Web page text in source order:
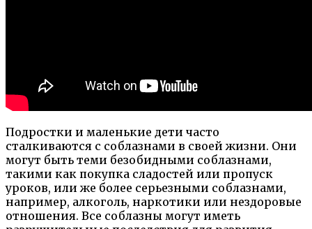
Подростки и маленькие дети часто
сталкиваются с соблазнами в своей жизни. Они
могут быть теми безобидными соблазнами,
такими как покупка сладостей или пропуск
уроков, или же более серьезными соблазнами,
например, алкоголь, наркотики или нездоровые
отношения. Все соблазны могут иметь